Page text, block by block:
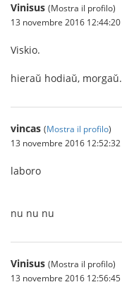
Vinisus (Mostra il profilo)
13 novembre 2016 12:44:20
Viskio.
hieraŭ hodiaŭ, morgaŭ.
vincas (Mostra il profilo)
13 novembre 2016 12:52:32
laboro
nu nu nu
Vinisus (Mostra il profilo)
13 novembre 2016 12:56:45